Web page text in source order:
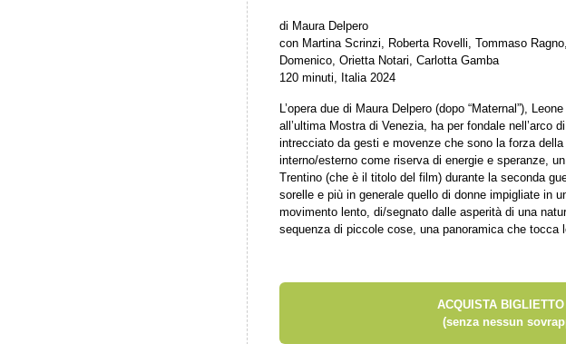
di Maura Delpero
con Martina Scrinzi, Roberta Rovelli, Tommaso
Domenico, Orietta Notari, Carlotta Gamba
120 minuti, Italia 2024
L’opera due di Maura Delpero (dopo “Maternal”),
all’ultima Mostra di Venezia, ha per fondale nell’arco
intrecciato da gesti e movenze che sono la forza
interno/esterno come riserva di energie e speranze,
Trentino (che è il titolo del film) durante la seconda
sorelle e più in generale quello di donne impigliate in
movimento lento, di/segnato dalle asperità di una
sequenza di piccole cose, una panoramica che tocca
ACQUISTA
(senza nessun